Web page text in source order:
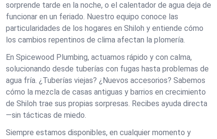
sorprende tarde en la noche, o el calentador de agua deja de
funcionar en un feriado. Nuestro equipo conoce las
particularidades de los hogares en Shiloh y entiende cómo
los cambios repentinos de clima afectan la plomería.
En Spicewood Plumbing, actuamos rápido y con calma,
solucionando desde tuberías con fugas hasta problemas de
agua fría. ¿Tuberías viejas? ¿Nuevos accesorios? Sabemos
cómo la mezcla de casas antiguas y barrios en crecimiento
de Shiloh trae sus propias sorpresas. Recibes ayuda directa
—sin tácticas de miedo.
Siempre estamos disponibles, en cualquier momento y